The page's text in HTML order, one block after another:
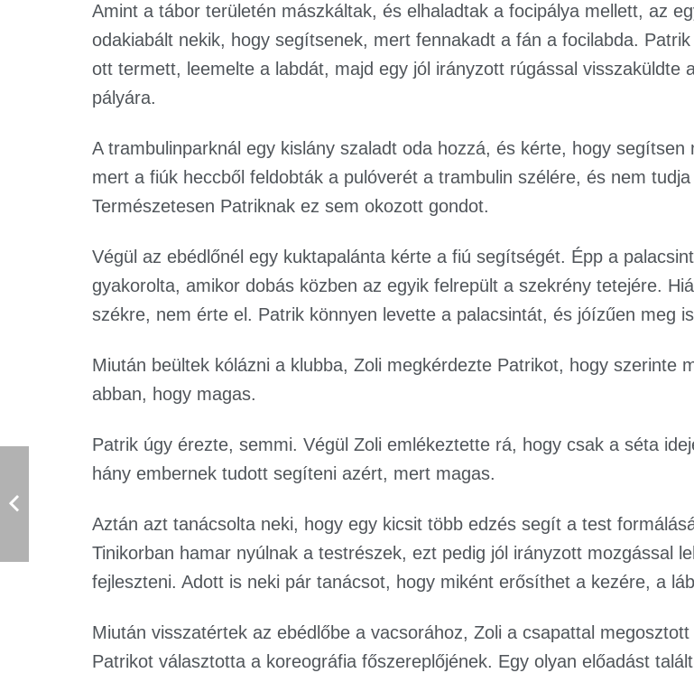
Amint a tábor területén mászkáltak, és elhaladtak a focipálya mellett, az
odakiabált nekik, hogy segítsenek, mert fennakadt a fán a focilabda. Patrik
ott termett, leemelte a labdát, majd egy jól irányzott rúgással visszaküldte
pályára.
A trambulinparknál egy kislány szaladt oda hozzá, és kérte, hogy segítsen
mert a fiúk heccből feldobták a pulóverét a trambulin szélére, és nem tudja
Természetesen Patriknak ez sem okozott gondot.
Végül az ebédlőnél egy kuktapalánta kérte a fiú segítségét. Épp a
gyakorolta, amikor dobás közben az egyik felrepült a szekrény tetejére.
székre, nem érte el. Patrik könnyen levette a palacsintát, és jóízűen meg
Miután beültek kólázni a klubba, Zoli megkérdezte Patrikot, hogy szerinte
abban, hogy magas.
Patrik úgy érezte, semmi. Végül Zoli emlékeztette rá, hogy csak a séta
hány embernek tudott segíteni azért, mert magas.
Aztán azt tanácsolta neki, hogy egy kicsit több edzés segít a test
Tinikorban hamar nyúlnak a testrészek, ezt pedig jól irányzott mozgással
fejleszteni. Adott is neki pár tanácsot, hogy miként erősíthet a kezére, a
Miután visszatértek az ebédlőbe a vacsorához, Zoli a csapattal
Patrikot választotta a koreográfia főszereplőjének. Egy olyan előadást